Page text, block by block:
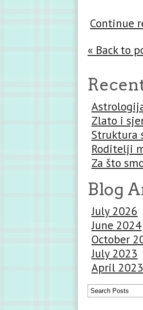
Continue
« Back to
Zlato i
Struktura
Roditelji
Za što
Blog
July 2026
June 2024
October
July 2023
April 2023